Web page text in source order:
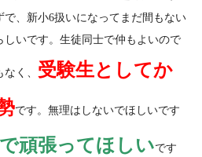
、新小6扱いになってまだ間もない
いです。生徒同士で仲もよいので
く、 受験生としてか
です。無理はしないでほしいです
頑張ってほしいです